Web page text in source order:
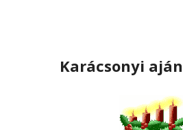
Karácsonyi